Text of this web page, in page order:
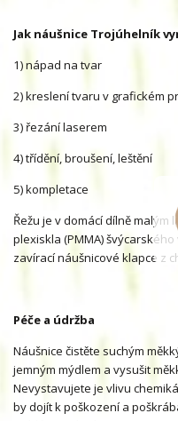
Jak náušnice Trojúhelník
1) nápad na tvar
2) kreslení tvaru v grafickém
3) řezání laserem
4) třídění, broušení, leštění
5) kompletace
Řežu je v domácí dílně
plexiskla (PMMA)
zavírací náušnicové klapce z
Péče a údržba
Náušnice čistěte suchým
jemným mýdlem a vysušit
Nevystavujete je vlivu
by dojít k poškození a